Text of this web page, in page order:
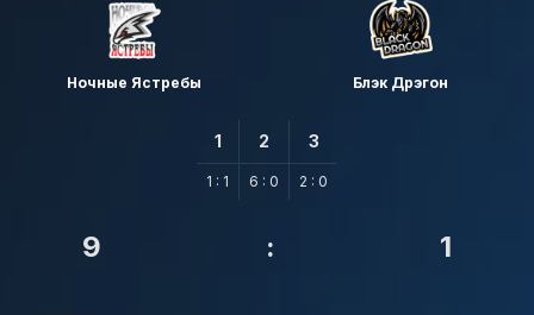
Ночные Ястребы Блэк Дрэгон
1
1 : 1
2
6 : 0
3
2 : 0
9 : 1